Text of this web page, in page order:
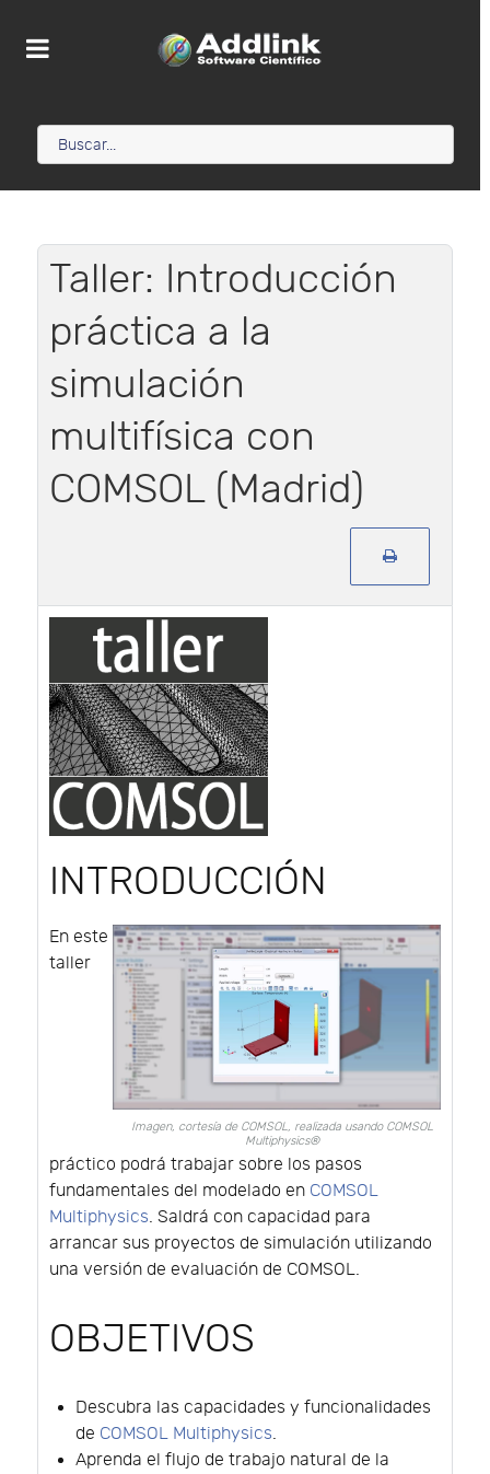
Taller: Introducción
práctica a la
simulación
multifísica con
COMSOL (Madrid)
INTRODUCCIÓN
Imagen, cortesía de COMSOL, realizada usando COMSOL
Multiphysics®
En este
taller
práctico podrá trabajar sobre los pasos
fundamentales del modelado en COMSOL
Multiphysics. Saldrá con capacidad para
arrancar sus proyectos de simulación utilizando
una versión de evaluación de COMSOL.
OBJETIVOS
Descubra las capacidades y funcionalidades
de COMSOL Multiphysics.
Aprenda el flujo de trabajo natural de la